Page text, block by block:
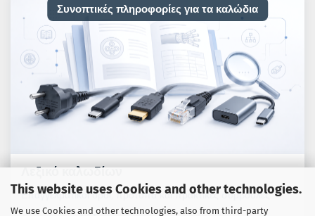
This website uses Cookies and other technologies.
We use Cookies and other technologies, also from third-party
Συνοπτικές πληροφορίες για τα καλώδια
Λεξικό καλωδίων
Επαγγελματικοί όροι, πρότυπα και πρακτικές συμβουλές